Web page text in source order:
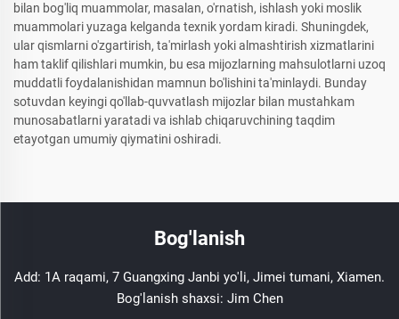
bilan bog'liq muammolar, masalan, o'rnatish, ishlash yoki moslik
muammolari yuzaga kelganda texnik yordam kiradi. Shuningdek,
ular qismlarni o'zgartirish, ta'mirlash yoki almashtirish xizmatlarini
ham taklif qilishlari mumkin, bu esa mijozlarning mahsulotlarni uzoq
muddatli foydalanishidan mamnun bo'lishini ta'minlaydi. Bunday
sotuvdan keyingi qo'llab-quvvatlash mijozlar bilan mustahkam
munosabatlarni yaratadi va ishlab chiqaruvchining taqdim
etayotgan umumiy qiymatini oshiradi.
Bog'lanish
Add: 1A raqami, 7 Guangxing Janbi yo'li, Jimei tumani, Xiamen.
Bog'lanish shaxsi: Jim Chen